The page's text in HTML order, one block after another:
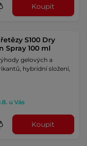
Koupit
S100 Dry
Spray 100 ml
gelových a
hybridní složení,
u Vás
Koupit